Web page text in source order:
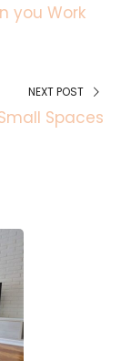
you Work
NEXT POST
Spaces